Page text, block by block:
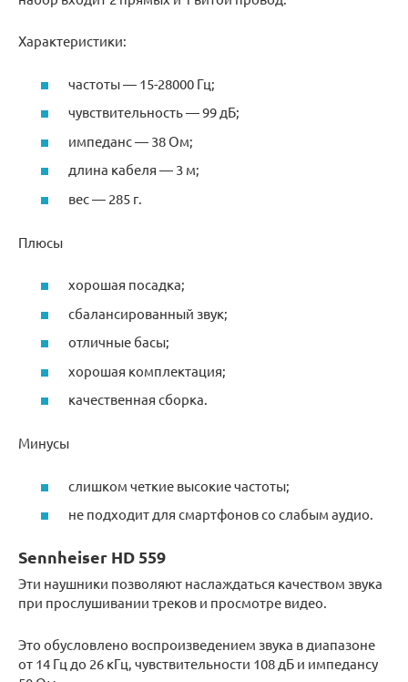
Характеристики:
частоты — 15-28000 Гц;
чувствительность — 99 дБ;
импеданс — 38 Ом;
длина кабеля — 3 м;
вес — 285 г.
Плюсы
хорошая посадка;
сбалансированный звук;
отличные басы;
хорошая комплектация;
качественная сборка.
Минусы
слишком четкие высокие частоты;
не подходит для смартфонов со слабым аудио.
Sennheiser HD 559
Эти наушники позволяют наслаждаться качеством звука
при прослушивании треков и просмотре видео.
Это обусловлено воспроизведением звука в диапазоне
от 14 Гц до 26 кГц, чувствительности 108 дБ и импедансу